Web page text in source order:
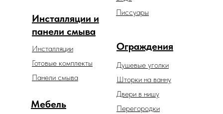
Мебель
Ограждения
Душевые уголки
Шторки на ванну
Двери в нишу
Перегородки
Инсталляции и
панели смыва
Инсталляции
Готовые комплекты
Панели смыва
Писсуары